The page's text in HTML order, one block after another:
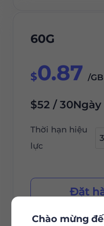
60G
$0.87 /GB
$52 / 30Ngày
Thời hạn hiệu
lực
Đặt
Chào mừng